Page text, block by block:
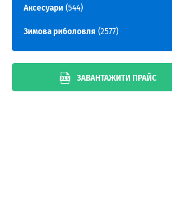
Аксесуари(544)
Зимова риболовля (2577)
ЗАВАНТАЖИТИ ПРАЙС